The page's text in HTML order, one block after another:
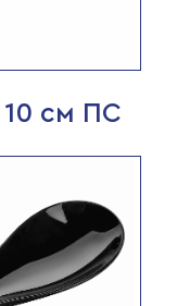
10 см ПС